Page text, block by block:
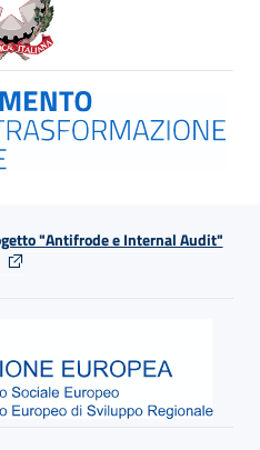
"Antifrode e Internal Audit"